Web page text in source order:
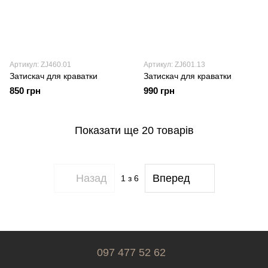
Артикул: ZJ460.01
Затискач для краватки
850 грн
Артикул: ZJ601.13
Затискач для краватки
990 грн
Показати ще 20 товарів
Назад 1 з 6 Вперед
097 477 52 62